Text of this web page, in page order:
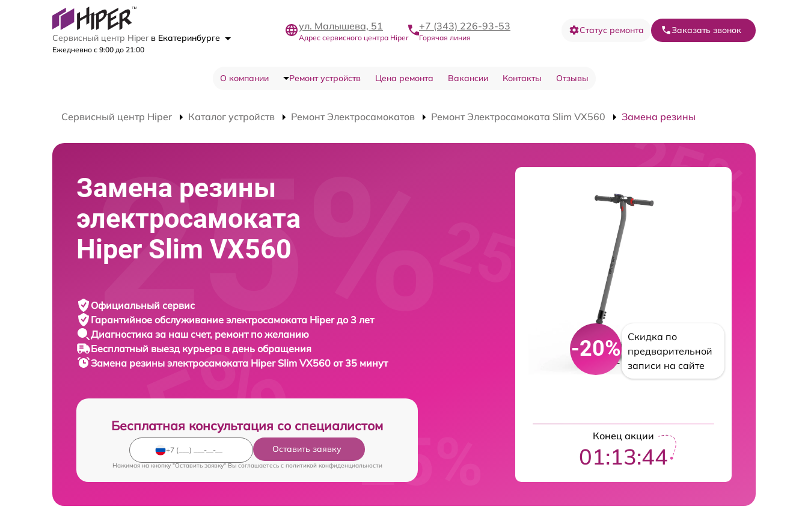
Сервисный центр Hiper в Екатеринбурге
Ежедневно с 9:00 до 21:00
ул. Малышева, 51
Адрес сервисного центра Hiper
+7 (343) 226-93-53
Горячая линия
Статус ремонта Заказать звонок
О компании Ремонт устройств Цена ремонта Вакансии Контакты Отзывы
Сервисный центр Hiper Каталог устройств Ремонт Электросамокатов Ремонт Электросамоката Slim VX560 Замена резины
Замена резины
электросамоката
Hiper Slim VX560
Официальный сервис
Гарантийное обслуживание электросамоката Hiper до 3 лет
Диагностика за наш счет, ремонт по желанию
Бесплатный выезд курьера в день обращения
Замена резины электросамоката Hiper Slim VX560 от 35 минут
Бесплатная консультация со специалистом
Оставить заявку
Нажимая на кнопку "Оставить заявку" Вы соглашаетесь c политикой конфиденциальности
-20%
Скидка по
предварительной
записи на сайте
Конец акции
01:13:43